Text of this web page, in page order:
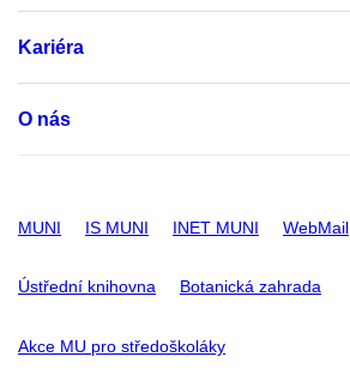
Kariéra
O nás
MUNI IS MUNI INET MUNI WebMail
Ústřední knihovna Botanická zahrada
Akce MU pro středoškoláky